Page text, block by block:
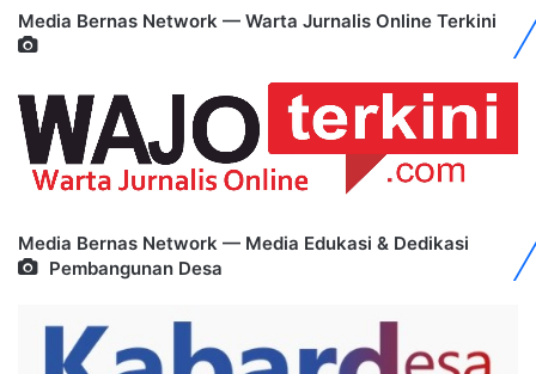
Media Bernas Network — Warta Jurnalis Online Terkini
Media Bernas Network — Media Edukasi & Dedikasi
Pembangunan Desa